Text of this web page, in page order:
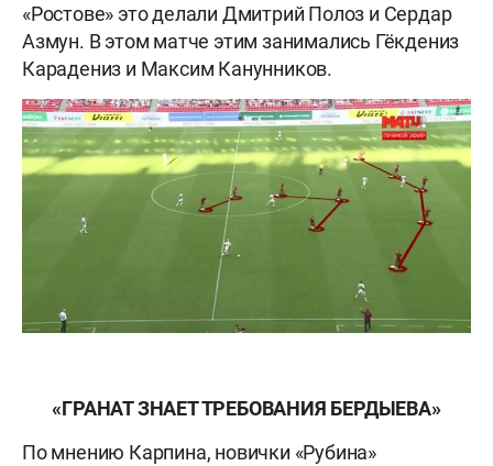
«Ростове» это делали Дмитрий Полоз и Сердар
Азмун. В этом матче этим занимались Гёкдениз
Карадениз и Максим Канунников.
«ГРАНАТ ЗНАЕТ ТРЕБОВАНИЯ БЕРДЫЕВА»
По мнению Карпина, новички «Рубина»